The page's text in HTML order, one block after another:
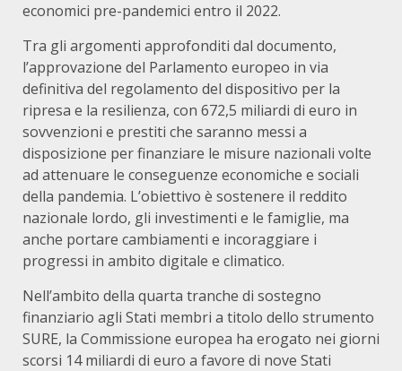
economici pre-pandemici entro il 2022.
Tra gli argomenti approfonditi dal documento,
l’approvazione del Parlamento europeo in via
definitiva del regolamento del dispositivo per la
ripresa e la resilienza, con 672,5 miliardi di euro in
sovvenzioni e prestiti che saranno messi a
disposizione per finanziare le misure nazionali volte
ad attenuare le conseguenze economiche e sociali
della pandemia. L’obiettivo è sostenere il reddito
nazionale lordo, gli investimenti e le famiglie, ma
anche portare cambiamenti e incoraggiare i
progressi in ambito digitale e climatico.
Nell’ambito della quarta tranche di sostegno
finanziario agli Stati membri a titolo dello strumento
SURE, la Commissione europea ha erogato nei giorni
scorsi 14 miliardi di euro a favore di nove Stati